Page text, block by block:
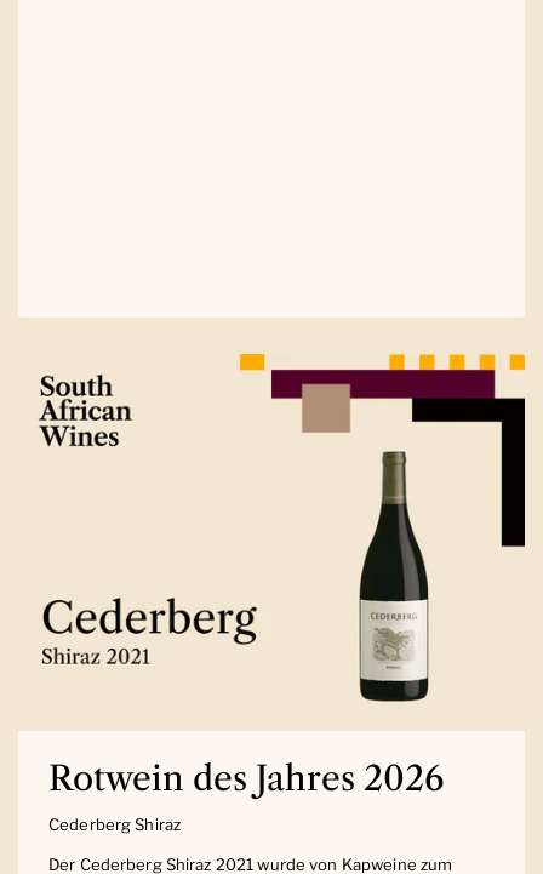
Rotwein des Jahres 2026
Cederberg Shiraz
Der Cederberg Shiraz 2021 wurde von Kapweine zum